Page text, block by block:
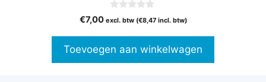
v
5
€7,00 excl. btw (€8,47incl. btw)
Toevoegen aan winkelwagen